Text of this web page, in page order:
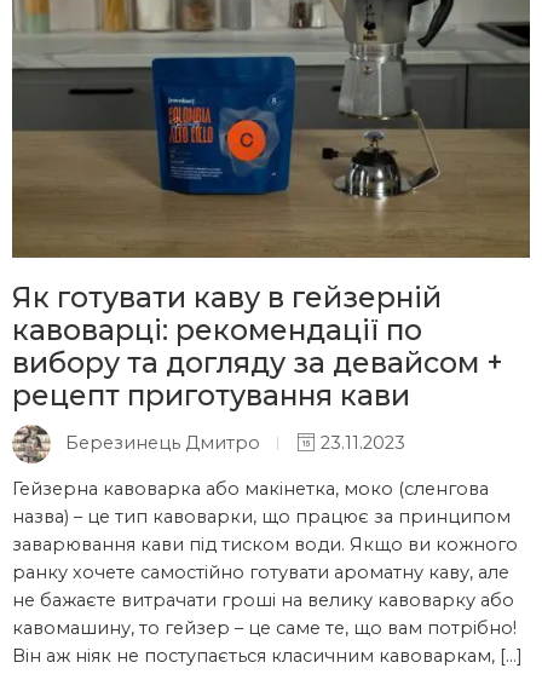
Як готувати каву в гейзерній
кавоварці: рекомендації по
вибору та догляду за девайсом +
рецепт приготування кави
Березинець Дмитро 23.11.2023
Гейзерна кавоварка або макінетка, моко (сленгова
назва) – це тип кавоварки, що працює за принципом
заварювання кави під тиском води. Якщо ви кожного
ранку хочете самостійно готувати ароматну каву, але
не бажаєте витрачати гроші на велику кавоварку або
кавомашину, то гейзер – це саме те, що вам потрібно!
Він аж ніяк не поступається класичним кавоваркам, […]